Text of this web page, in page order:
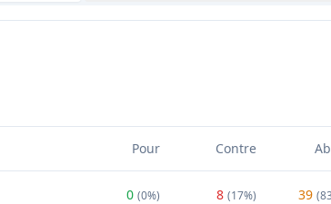
Pour Contre
0 (0%) 8 (17%) 39 (